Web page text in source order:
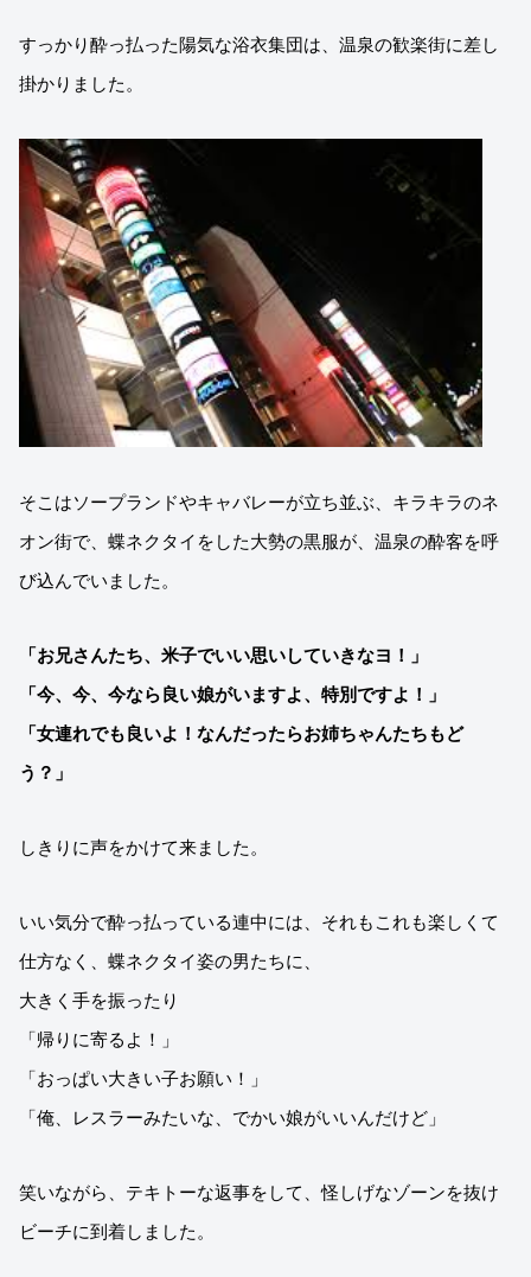
すっかり酔っ払った陽気な浴衣集団は、温泉の歓楽街に差し
掛かりました。
そこはソープランドやキャバレーが立ち並ぶ、キラキラのネ
オン街で、蝶ネクタイをした大勢の黒服が、温泉の酔客を呼
び込んでいました。
「お兄さんたち、米子でいい思いしていきなヨ！」
「今、今、今なら良い娘がいますよ、特別ですよ！」
「女連れでも良いよ！なんだったらお姉ちゃんたちもど
う？」
しきりに声をかけて来ました。
いい気分で酔っ払っている連中には、それもこれも楽しくて
仕方なく、蝶ネクタイ姿の男たちに、
大きく手を振ったり
「帰りに寄るよ！」
「おっぱい大きい子お願い！」
「俺、レスラーみたいな、でかい娘がいいんだけど」
笑いながら、テキトーな返事をして、怪しげなゾーンを抜け
ビーチに到着しました。